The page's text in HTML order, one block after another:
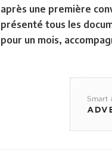
après une première
présenté tous les
pour un mois,